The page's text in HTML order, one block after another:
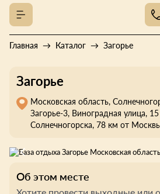
Главная Каталог Загорье
Загорье
Московская область,
Загорье-3, Виноградная улица,
Солнечногорска, 78 км от
Об этом месте